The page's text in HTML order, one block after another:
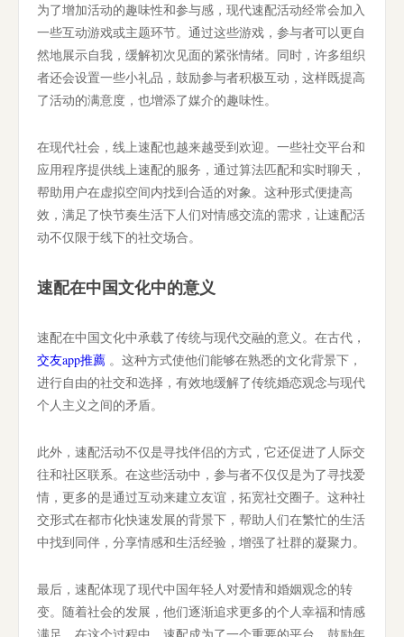
为了增加活动的趣味性和参与感，现代速配活动经常会加入
一些互动游戏或主题环节。通过这些游戏，参与者可以更自
然地展示自我，缓解初次见面的紧张情绪。同时，许多组织
者还会设置一些小礼品，鼓励参与者积极互动，这样既提高
了活动的满意度，也增添了媒介的趣味性。
在现代社会，线上速配也越来越受到欢迎。一些社交平台和
应用程序提供线上速配的服务，通过算法匹配和实时聊天，
帮助用户在虚拟空间内找到合适的对象。这种形式便捷高
效，满足了快节奏生活下人们对情感交流的需求，让速配活
动不仅限于线下的社交场合。
速配在中国文化中的意义
速配在中国文化中承载了传统与现代交融的意义。在古代，
交友app推薦 。这种方式使他们能够在熟悉的文化背景下，
进行自由的社交和选择，有效地缓解了传统婚恋观念与现代
个人主义之间的矛盾。
此外，速配活动不仅是寻找伴侣的方式，它还促进了人际交
往和社区联系。在这些活动中，参与者不仅仅是为了寻找爱
情，更多的是通过互动来建立友谊，拓宽社交圈子。这种社
交形式在都市化快速发展的背景下，帮助人们在繁忙的生活
中找到同伴，分享情感和生活经验，增强了社群的凝聚力。
最后，速配体现了现代中国年轻人对爱情和婚姻观念的转
变。随着社会的发展，他们逐渐追求更多的个人幸福和情感